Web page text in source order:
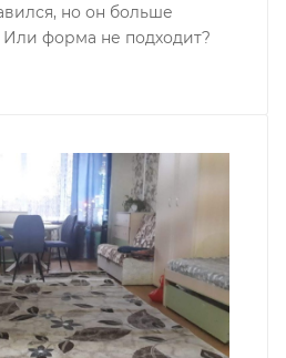
но он больше
форма не подходит?